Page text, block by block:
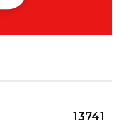
13741